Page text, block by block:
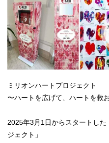
ミリオンハートプロジェクト
〜ハートを広げて、ハートを救
2025年3月1日からスタートした
ジェクト」